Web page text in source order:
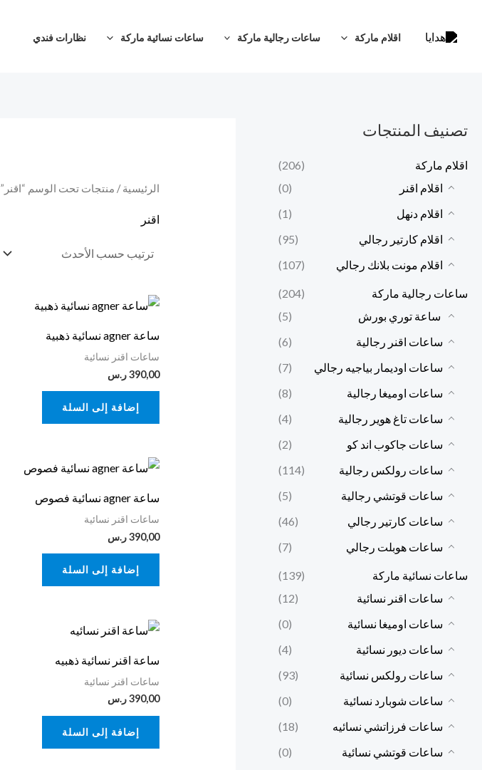
اقلام ماركة ساعات رجالية ماركة ساعات نسائية ماركة نظارات فندي
تصنيف المنتجات
اقلام ماركة
(206)
اقلام اقنر
(0)
اقلام دنهل
(1)
اقلام كارتير رجالي
(95)
اقلام مونت بلانك رجالي
(107)
ساعات رجالية ماركة
(204)
ساعة توري بورش
(5)
ساعات اقنر رجالية
(6)
ساعات اوديمار بياجيه رجالي
(7)
ساعات اوميغا رجالية
(8)
ساعات تاغ هوير رجالية
(4)
ساعات جاكوب اند كو
(2)
ساعات رولكس رجالية
(114)
ساعات قوتشي رجالية
(5)
ساعات كارتير رجالي
(46)
ساعات هوبلت رجالي
(7)
ساعات نسائية ماركة
(139)
ساعات اقنر نسائية
(12)
ساعات اوميغا نسائية
(0)
ساعات ديور نسائية
(4)
ساعات رولكس نسائية
(93)
ساعات شوبارد نسائية
(0)
ساعات فرزاتشي نسائيه
(18)
ساعات قوتشي نسائية
(0)
ع
ع
الرئيسية/ منتجات تحت الوسم “اقنر”
اقنر
ساعة agner نسائية ذهبية
ساعات اقنر نسائية
390,00ر.س
إضافة إلى السلة
ساعة agner نسائية فصوص
ساعات اقنر نسائية
390,00ر.س
إضافة إلى السلة
ساعة اقنر نسائية ذهبيه
ساعات اقنر نسائية
390,00ر.س
إضافة إلى السلة